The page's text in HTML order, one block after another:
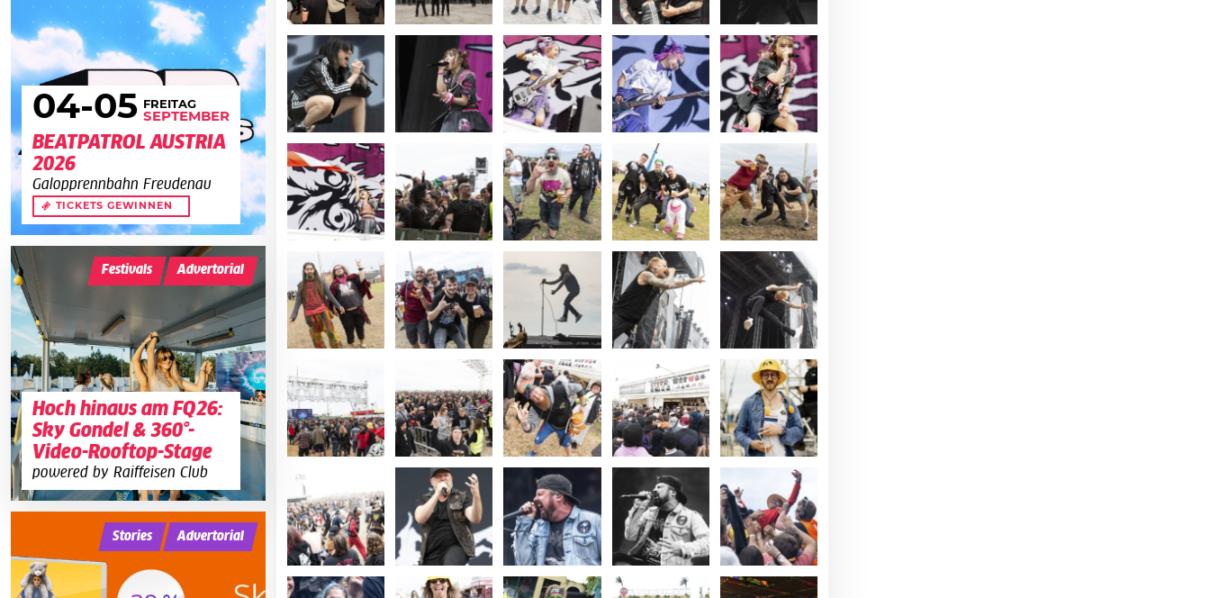
04-05 FREITAG
SEPTEMBER
BEATPATROL AUSTRIA
2026
Galopprennbahn Freudenau
TICKETS GEWINNEN
Hoch hinaus am FQ26:
Sky Gondel & 360°-
Video-Rooftop-Stage
powered by Raiffeisen Club
Festivals Advertorial
Stories Advertorial